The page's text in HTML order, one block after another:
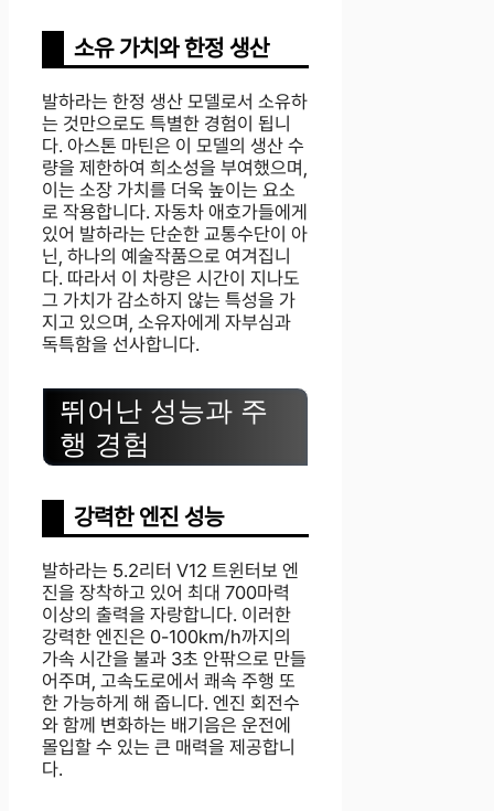
소유 가치와 한정 생산
발하라는 한정 생산 모델로서 소유하
는 것만으로도 특별한 경험이 됩니
다. 아스톤 마틴은 이 모델의 생산 수
량을 제한하여 희소성을 부여했으며,
이는 소장 가치를 더욱 높이는 요소
로 작용합니다. 자동차 애호가들에게
있어 발하라는 단순한 교통수단이 아
닌, 하나의 예술작품으로 여겨집니
다. 따라서 이 차량은 시간이 지나도
그 가치가 감소하지 않는 특성을 가
지고 있으며, 소유자에게 자부심과
독특함을 선사합니다.
뛰어난 성능과 주
행 경험
강력한 엔진 성능
발하라는 5.2리터 V12 트윈터보 엔
진을 장착하고 있어 최대 700마력
이상의 출력을 자랑합니다. 이러한
강력한 엔진은 0-100km/h까지의
가속 시간을 불과 3초 안팎으로 만들
어주며, 고속도로에서 쾌속 주행 또
한 가능하게 해 줍니다. 엔진 회전수
와 함께 변화하는 배기음은 운전에
몰입할 수 있는 큰 매력을 제공합니
다.